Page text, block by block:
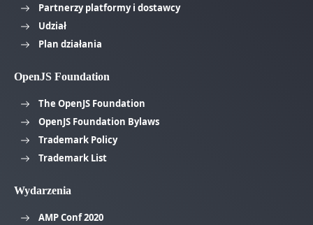
Partnerzy platformy i dostawcy
Udział
Plan działania
OpenJS Foundation
The OpenJS Foundation
OpenJS Foundation Bylaws
Trademark Policy
Trademark List
Wydarzenia
AMP Conf 2020